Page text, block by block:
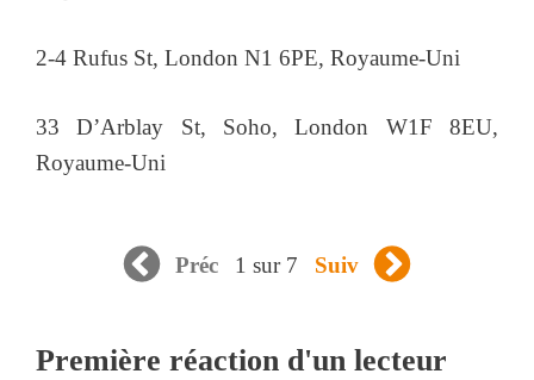
2-4 Rufus St, London N1 6PE, Royaume-Uni
33 D’Arblay St, Soho, London W1F 8EU,
Royaume-Uni
Préc 1 sur 7 Suiv
Première réaction d'un lecteur